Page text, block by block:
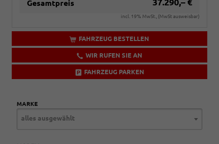
Gesamtpreis 37.290,– €
incl. 19% MwSt., (MwSt ausweisbar)
FAHRZEUG BESTELLEN
WIR RUFEN SIE AN
FAHRZEUG PARKEN
MARKE
alles ausgewählt